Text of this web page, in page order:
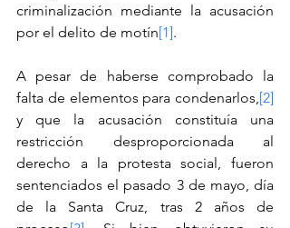
criminalización mediante la acusación
por el delito de motín[1].
A pesar de haberse comprobado la
falta de elementos para condenarlos, [2]
y que la acusación constituía una
restricción desproporcionada al
derecho a la protesta social, fueron
sentenciados el pasado 3 de mayo, día
de la Santa Cruz, tras 2 años de